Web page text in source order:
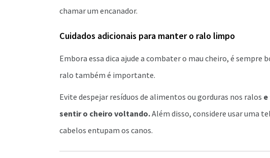
chamar um encanador.
Cuidados adicionais para manter o ralo limpo
Embora essa dica ajude a combater o mau cheiro, é
ralo também é importante.
Evite despejar resíduos de alimentos ou gorduras nos ralos
sentir o cheiro voltando.Além disso, considere usar uma
cabelos entupam os canos.